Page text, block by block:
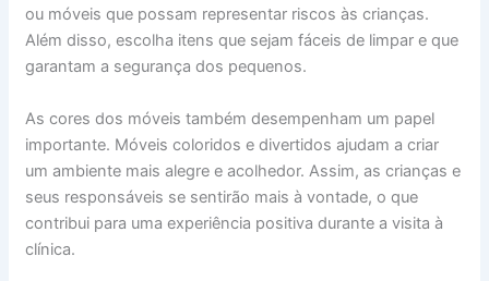
ou móveis que possam representar riscos às crianças.
Além disso, escolha itens que sejam fáceis de limpar e que
garantam a segurança dos pequenos.
As cores dos móveis também desempenham um papel
importante. Móveis coloridos e divertidos ajudam a criar
um ambiente mais alegre e acolhedor. Assim, as crianças e
seus responsáveis se sentirão mais à vontade, o que
contribui para uma experiência positiva durante a visita à
clínica.